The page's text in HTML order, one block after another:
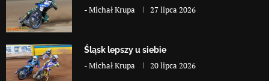
-Michał Krupa 27 lipca 2026
Śląsk lepszy u siebie
-Michał Krupa 20 lipca 2026